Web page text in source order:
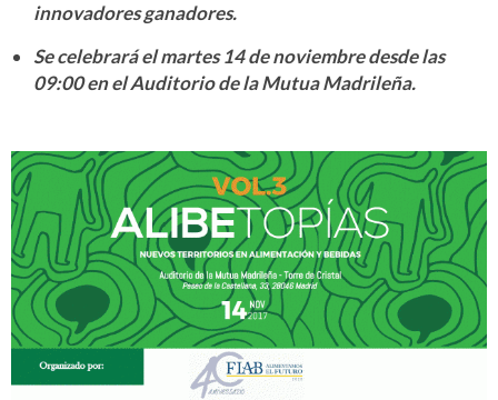
innovadores ganadores.
Se celebrará el martes 14 de noviembre desde las
09:00 en el Auditorio de la Mutua Madrileña.